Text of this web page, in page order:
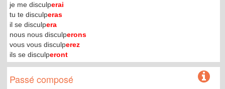
je me disculperai
tu te disculperas
il se disculpera
nous nous disculperons
vous vous disculperez
ils se disculperont
Passé composé